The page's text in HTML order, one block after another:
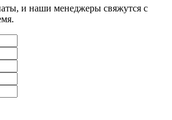
и наши менеджеры свяжутся с